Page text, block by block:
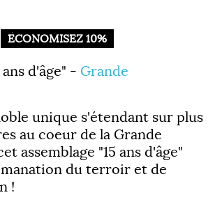
ÉCONOMISEZ 10%
d'âge" - Grande
unique s'étendant sur plus
au coeur de la Grande
assemblage "15 ans d'âge"
du terroir et de
!